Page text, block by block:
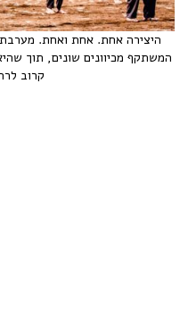
היצירה אחת. אחת ואחת. מערבת
המשתקף מכיוונים שונים, תוך
קרוב